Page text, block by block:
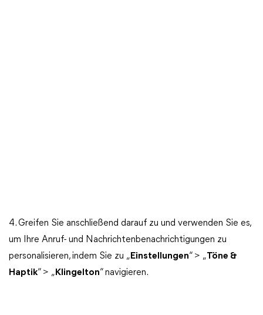
4. Greifen Sie anschließend darauf zu und verwenden Sie es,
um Ihre Anruf- und Nachrichtenbenachrichtigungen zu
personalisieren, indem Sie zu „ Einstellungen“ > „Töne &
Haptik“ > „ Klingelton“ navigieren.